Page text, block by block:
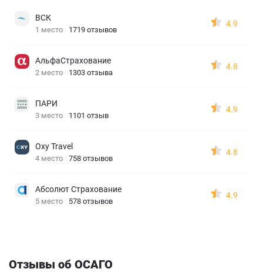
ВСК
1 место 1719 отзывов
4.9
АльфаСтрахование
2 место 1303 отзыва
4.8
ПАРИ
3 место 1101 отзыв
4.9
Oxy Travel
4 место 758 отзывов
4.8
Абсолют Страхование
5 место 578 отзывов
4.9
Отзывы об ОСАГО